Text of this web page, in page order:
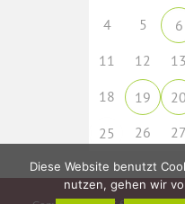
4
5 6
11
12 13
18
19 20
25
26 27
Diese Website benutzt
nutzen, gehen wir